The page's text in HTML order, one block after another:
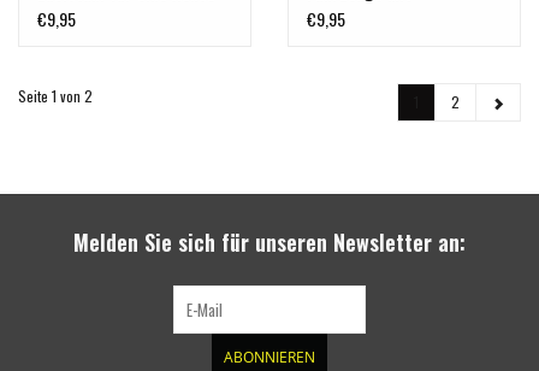
€9,95
werksseitiger Beplankung
€9,95
Seite 1 von 2 2
Melden Sie sich für unseren Newsletter an:
ABONNIEREN